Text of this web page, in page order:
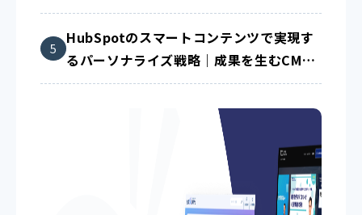
法
HubSpotのスマートコンテンツで実現す
るパーソナライズ戦略｜成果を生むCMS
活用術